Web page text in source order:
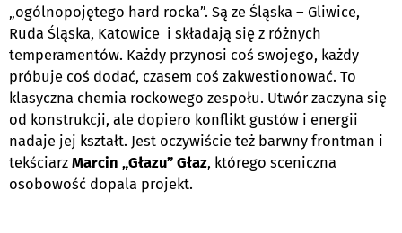
„ogólnopojętego hard rocka”. Są ze Śląska – Gliwice,
Ruda Śląska, Katowice i składają się z różnych
temperamentów. Każdy przynosi coś swojego, każdy
próbuje coś dodać, czasem coś zakwestionować. To
klasyczna chemia rockowego zespołu. Utwór zaczyna się
od konstrukcji, ale dopiero konflikt gustów i energii
nadaje jej kształt. Jest oczywiście też barwny frontman i
tekściarz Marcin „Głazu” Głaz, którego sceniczna
osobowość dopala projekt.